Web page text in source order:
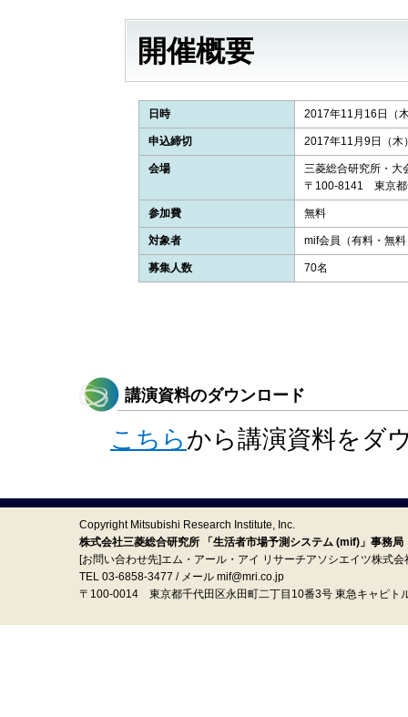
開催概要
日時 2017年11月16日（
申込締切 2017年11月9日（木
会場
三菱総合研究所・大
〒100-8141 東京都
参加費 無料
対象者 mif会員（有料・無
募集人数 70名
講演資料のダウンロード
こちらから講演資料をダ
Copyright Mitsubishi Research Institute, Inc.
株式会社三菱総合研究所 「生活者市場予測システム (mif)」事務局
[お問い合わせ先]エム・アール・アイ リサーチアソシエイツ株式会
TEL 03-6858-3477 / メール mif@mri.co.jp
〒100‐0014 東京都千代田区永田町二丁目10番3号 東急キャピト